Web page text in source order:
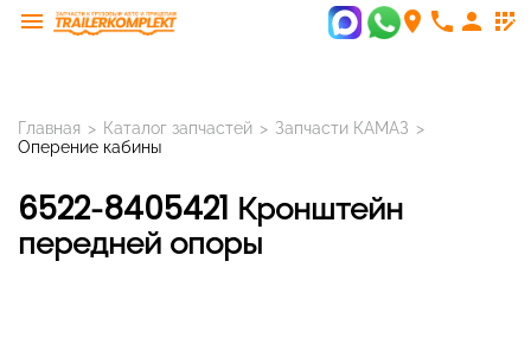
menu room phone person app_registration
Главная > Каталог запчастей > Запчасти КАМАЗ >
Оперение кабины
6522-8405421 Кронштейн
передней опоры